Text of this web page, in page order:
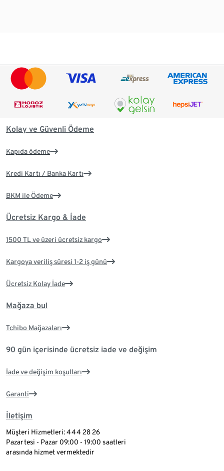
Kolay ve Güvenli Ödeme
Kapıda ödeme
Kredi Kartı / Banka Kartı
BKM ile Ödeme
Ücretsiz Kargo & İade
1500 TL ve üzeri ücretsiz kargo
Kargoya veriliş süresi 1-2 iş günü
Ücretsiz Kolay İade
Mağaza bul
Tchibo Mağazaları
90 gün içerisinde ücretsiz iade ve değişim
İade ve değişim koşulları
Garanti
İletişim
Müşteri Hizmetleri: 444 28 26
Pazartesi - Pazar 09:00 - 19:00 saatleri
arasında hizmet vermektedir